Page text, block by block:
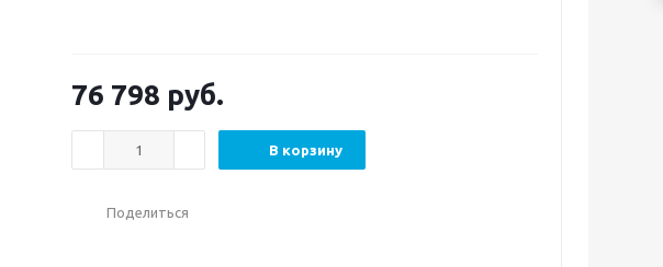
76 798 руб.
В корзину
Поделиться